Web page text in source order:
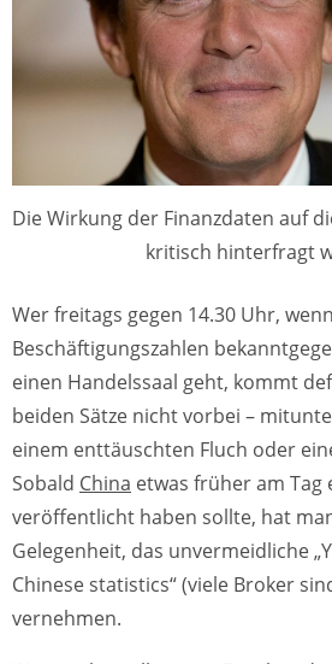
Die Wirkung der Finanzdaten auf
kritisch hinterfragt
Wer freitags gegen 14.30 Uhr,
Beschäftigungszahlen
einen Handelssaal geht, kommt
beiden Sätze nicht vorbei –
einem enttäuschten Fluch oder
Sobald China etwas früher am Tag
veröffentlicht haben sollte, hat
Gelegenheit, das unvermeidliche
Chinese statistics“ (viele Broker
vernehmen.